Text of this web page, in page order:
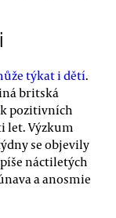
týkat i dětí.
britská
pozitivních
let. Výzkum
se objevily
náctiletých
a anosmie